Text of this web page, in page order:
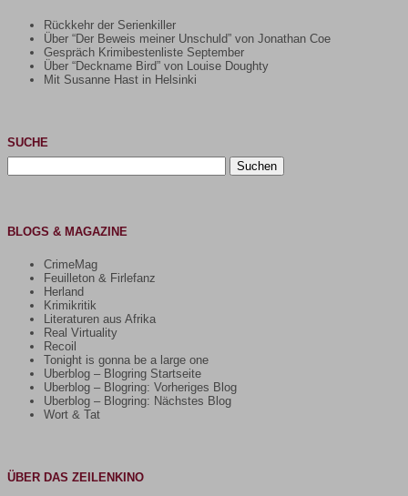
Rückkehr der Serienkiller
Über “Der Beweis meiner Unschuld” von Jonathan Coe
Gespräch Krimibestenliste September
Über “Deckname Bird” von Louise Doughty
Mit Susanne Hast in Helsinki
SUCHE
Suchen
nach:
BLOGS & MAGAZINE
CrimeMag
Feuilleton & Firlefanz
Herland
Krimikritik
Literaturen aus Afrika
Real Virtuality
Recoil
Tonight is gonna be a large one
Uberblog – Blogring Startseite
Uberblog – Blogring: Vorheriges Blog
Uberblog – Blogring: Nächstes Blog
Wort & Tat
ÜBER DAS ZEILENKINO